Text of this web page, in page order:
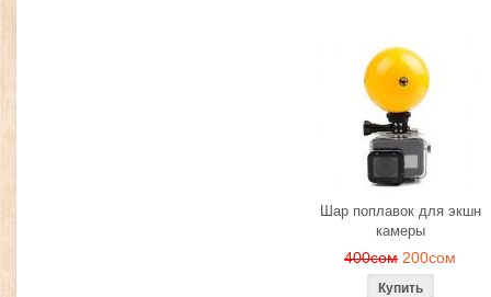
Шар поплавок для экшн
камеры
400сом 200сом